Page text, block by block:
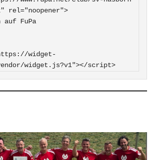
rel="noopener">
widget-
widget.js?v1"></script>